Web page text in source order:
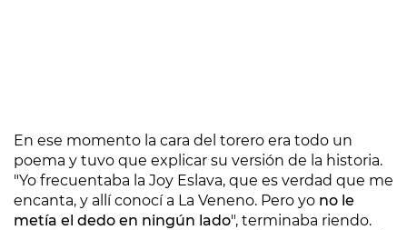
En ese momento la cara del torero era todo un
poema y tuvo que explicar su versión de la historia.
"Yo frecuentaba la Joy Eslava, que es verdad que me
encanta, y allí conocí a La Veneno. Pero yo no le
metía el dedo en ningún lado", terminaba riendo.